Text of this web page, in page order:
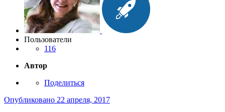
Пользователи
116
Автор
Поделиться
Опубликовано 22 апреля, 2017